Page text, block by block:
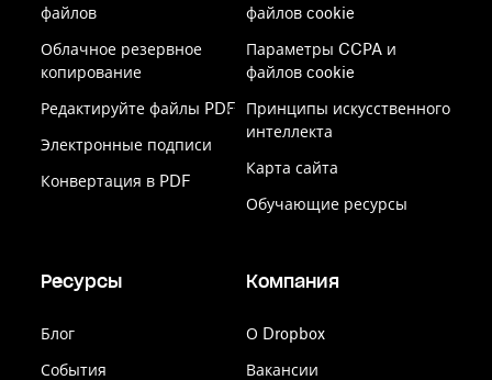
файлов
Облачное резервное
копирование
Редактируйте файлы PDF
Электронные подписи
Конвертация в PDF
файлов cookie
Параметры CCPA и
файлов cookie
Принципы искусственного
интеллекта
Карта сайта
Обучающие ресурсы
Ресурсы
Блог
События
Компания
О Dropbox
Вакансии